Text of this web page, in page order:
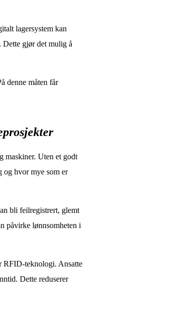
lagersystem kan
Dette gjør det mulig å
denne måten får
maskiner. Uten et godt
og hvor mye som er
bli feilregistrert, glemt
påvirke lønnsomheten i
RFID-teknologi. Ansatte
Dette reduserer